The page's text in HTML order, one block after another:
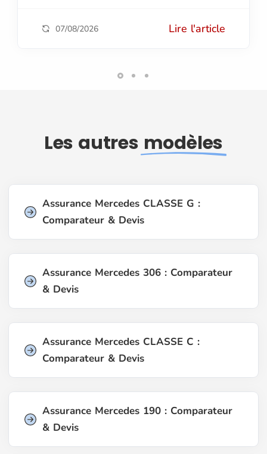
07/08/2026 Lire l'article
Les autres modèles
Assurance Mercedes CLASSE G :
Comparateur & Devis
Assurance Mercedes 306 : Comparateur
& Devis
Assurance Mercedes CLASSE C :
Comparateur & Devis
Assurance Mercedes 190 : Comparateur
& Devis